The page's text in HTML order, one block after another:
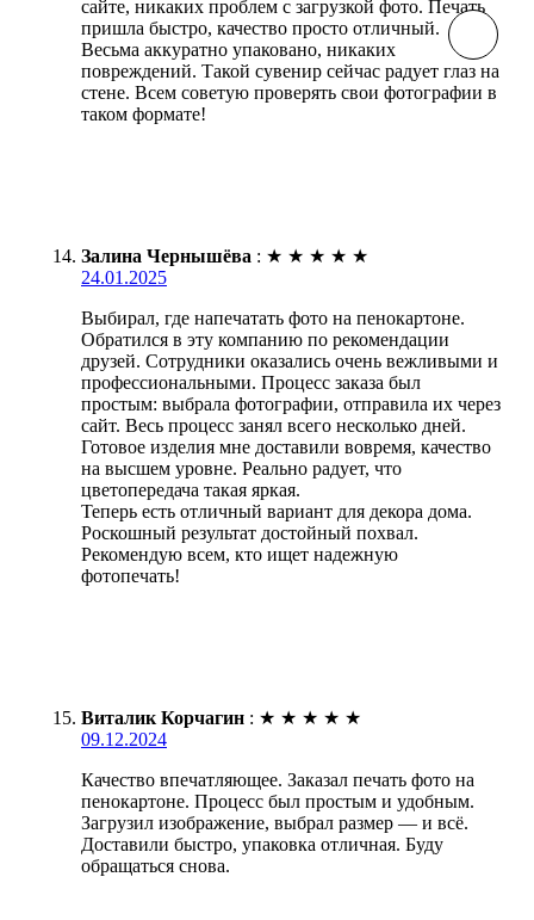
сайте, никаких проблем с загрузкой фото. Печать
пришла быстро, качество просто отличный.
Весьма аккуратно упаковано, никаких
повреждений. Такой сувенир сейчас радует глаз на
стене. Всем советую проверять свои фотографии в
таком формате!
Залина Чернышёва : ★ ★ ★ ★ ★
24.01.2025
Выбирал, где напечатать фото на пенокартоне.
Обратился в эту компанию по рекомендации
друзей. Сотрудники оказались очень вежливыми и
профессиональными. Процесс заказа был
простым: выбрала фотографии, отправила их через
сайт. Весь процесс занял всего несколько дней.
Готовое изделия мне доставили вовремя, качество
на высшем уровне. Реально радует, что
цветопередача такая яркая.
Теперь есть отличный вариант для декора дома.
Роскошный результат достойный похвал.
Рекомендую всем, кто ищет надежную
фотопечать!
Виталик Корчагин : ★ ★ ★ ★ ★
09.12.2024
Качество впечатляющее. Заказал печать фото на
пенокартоне. Процесс был простым и удобным.
Загрузил изображение, выбрал размер — и всё.
Доставили быстро, упаковка отличная. Буду
обращаться снова.